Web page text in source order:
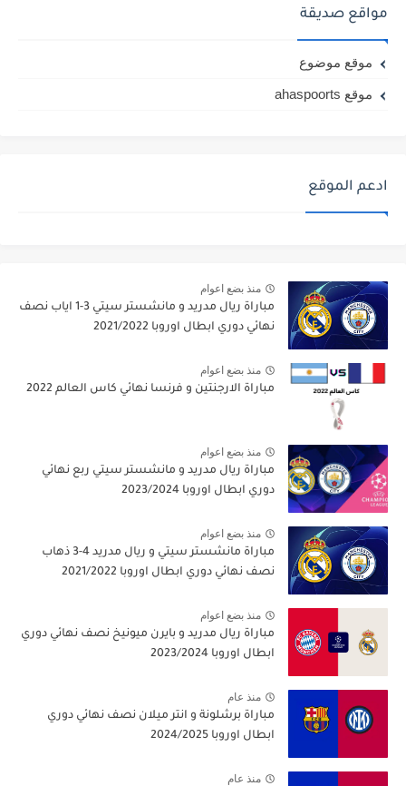
مواقع صديقة
موقع موضوع
موقع ahaspoorts
ادعم الموقع
منذ بضع اعوام
مباراة ريال مدريد و مانشستر سيتي 3-1 اياب نصف
نهائي دوري ابطال اوروبا 2021/2022
منذ بضع اعوام
مباراة الارجنتين و فرنسا نهائي كاس العالم 2022
منذ بضع اعوام
مباراة ريال مدريد و مانشستر سيتي ربع نهائي
دوري ابطال اوروبا 2023/2024
منذ بضع اعوام
مباراة مانشستر سيتي و ريال مدريد 4-3 ذهاب
نصف نهائي دوري ابطال اوروبا 2021/2022
منذ بضع اعوام
مباراة ريال مدريد و بايرن ميونيخ نصف نهائي دوري
ابطال اوروبا 2023/2024
منذ عام
مباراة برشلونة و انتر ميلان نصف نهائي دوري
ابطال اوروبا 2024/2025
منذ عام